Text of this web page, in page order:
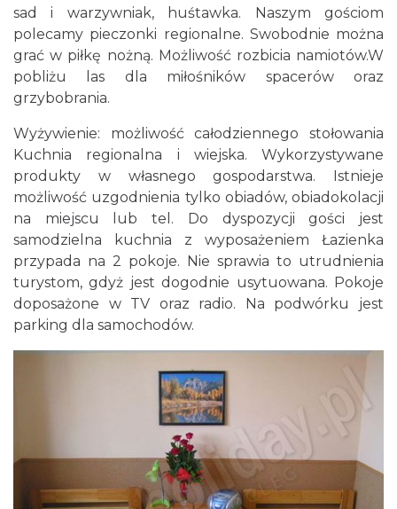
sad i warzywniak, huśtawka. Naszym gościom
polecamy pieczonki regionalne. Swobodnie można
grać w piłkę nożną. Możliwość rozbicia namiotów.W
pobliżu las dla miłośników spacerów oraz
grzybobrania.
Wyżywienie: możliwość całodziennego stołowania
Kuchnia regionalna i wiejska. Wykorzystywane
produkty w własnego gospodarstwa. Istnieje
możliwość uzgodnienia tylko obiadów, obiadokolacji
na miejscu lub tel. Do dyspozycji gości jest
samodzielna kuchnia z wyposażeniem Łazienka
przypada na 2 pokoje. Nie sprawia to utrudnienia
turystom, gdyż jest dogodnie usytuowana. Pokoje
doposażone w TV oraz radio. Na podwórku jest
parking dla samochodów.